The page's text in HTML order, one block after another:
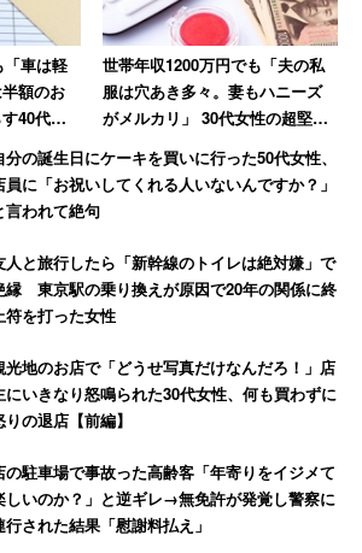
「車は軽
額のお
40代男
世帯年収1200万円でも「夫の私
服は穴あき多々。妻もハニーズ
がメルカリ」 30代女性の超堅実
分の誕生日にケーキを買いに行った50代女性、
員に「お祝いしてくれる人いないんですか？」
言われて絶句
人と旅行したら「新幹線のトイレは絶対嫌」で
縁 東京駅の乗り換えが原因で20年の関係に終
符を打った女性
光地のお店で「どうせ写真だけなんだろ！」店
にいきなり怒鳴られた30代女性、何も買わずに
りの退店【前編】
の駐車場で事故った高齢客「年寄りをイジメて
しいのか？」と逆ギレ→無免許が発覚し警察に
行された結果「慰謝料払え」